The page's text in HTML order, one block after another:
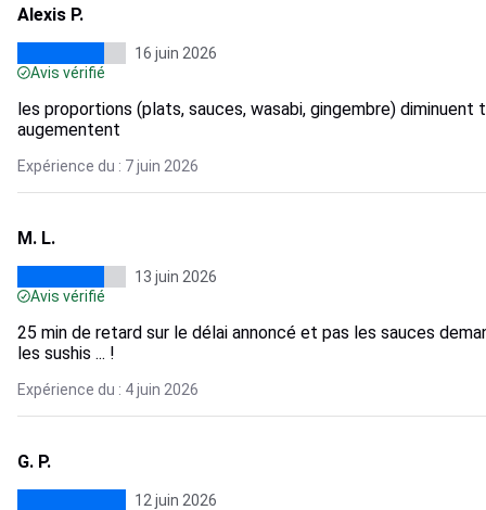
Alexis P.
16 juin 2026
Avis vérifié
les proportions (plats, sauces, wasabi, gingembre)
augementent
Expérience du : 7 juin 2026
M. L.
13 juin 2026
Avis vérifié
25 min de retard sur le délai annoncé et pas les sauces
les sushis ... !
Expérience du : 4 juin 2026
G. P.
12 juin 2026